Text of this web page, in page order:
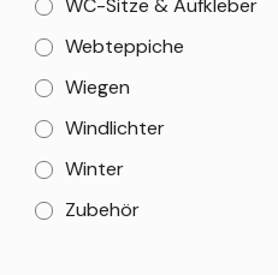
WC-Sitze & Aufkleber
Webteppiche
Wiegen
Windlichter
Winter
Zubehör